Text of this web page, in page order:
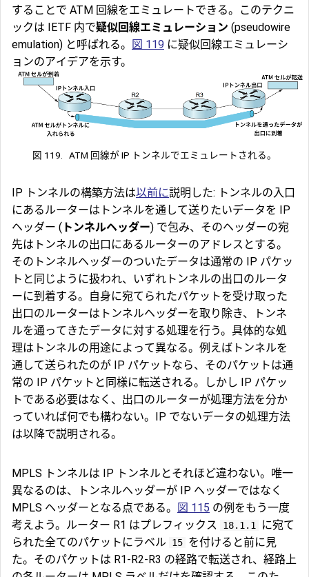
することで ATM 回線をエミュレートできる。このテクニ
ックは IETF 内で疑似回線エミュレーション (pseudowire
emulation) と呼ばれる。
図 119 に疑似回線エミュレーシ
ョンのアイデアを示す。
図 119. ATM 回線が IP トンネルでエミュレートされる。
IP トンネルの構築方法は以前に説明した: トンネルの入口
にあるルーターはトンネルを通して送りたいデータを IP
ヘッダー ( トンネルヘッダー) で包み、そのヘッダーの宛
先はトンネルの出口にあるルーターのアドレスとする。
そのトンネルヘッダーのついたデータは通常の IP パケッ
トと同じように扱われ、いずれトンネルの出口のルータ
ーに到着する。自身に宛てられたパケットを受け取った
出口のルーターはトンネルヘッダーを取り除き、トンネ
ルを通ってきたデータに対する処理を行う。具体的な処
理はトンネルの用途によって異なる。例えばトンネルを
通して送られたのが IP パケットなら、そのパケットは通
常の IP パケットと同様に転送される。しかし IP パケッ
トである必要はなく、出口のルーターが処理方法を分か
っていれば何でも構わない。IP でないデータの処理方法
は以降で説明される。
MPLS トンネルは IP トンネルとそれほど違わない。唯一
異なるのは、トンネルヘッダーが IP ヘッダーではなく
MPLS ヘッダーとなる点である。
図 115 の例をもう一度
考えよう。ルーター R1 はプレフィックス
18.1.1
に宛て
られた全てのパケットにラベル
15 を付けると前に見
た。そのパケットは R1-R2-R3 の経路で転送され、経路上